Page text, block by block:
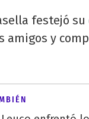
festejó
amigos y